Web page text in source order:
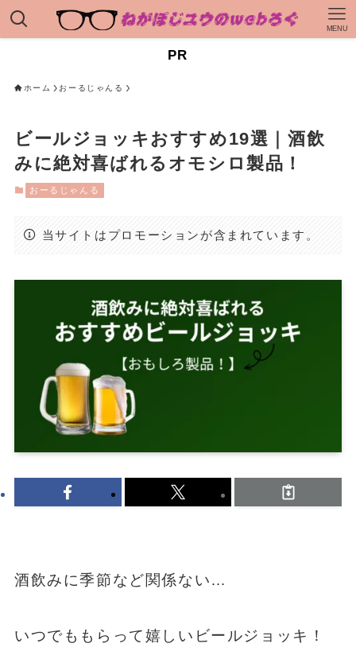
MENU
PR
ホーム おーるじゃんる
ビールジョッキおすすめ19選｜酒飲
みに絶対喜ばれるオモシロ製品！
おーるじゃんる
当サイトはプロモーションが含まれています。
酒飲みに季節など関係ない…
いつでももらって嬉しいビールジョッキ！